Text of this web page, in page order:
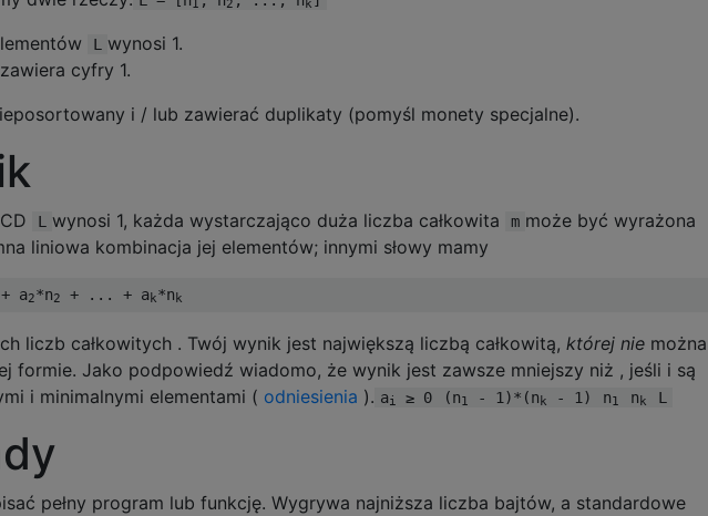
1 2 k
L wynosi 1.
cyfry 1.
i / lub zawierać duplikaty (pomyśl monety specjalne).
L wynosi 1, każda wystarczająco duża liczba całkowita m może być wyrażona
liniowa kombinacja jej elementów; innymi słowy mamy
+ a2*n2 + ... + ak*n k
liczb całkowitych . Twój wynik jest największą liczbą całkowitą, której nie można
formie. Jako podpowiedź wiadomo, że wynik jest zawsze mniejszy niż , jeśli i są
i minimalnymi elementami ( odniesienia ). ai ≥ 0 (n1 - 1)*(n k - 1) n1 n k L
pełny program lub funkcję. Wygrywa najniższa liczba bajtów, a standardowe